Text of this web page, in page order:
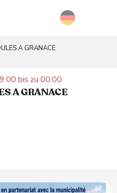
A GRANACE
bis zu 00:00
A GRANACE